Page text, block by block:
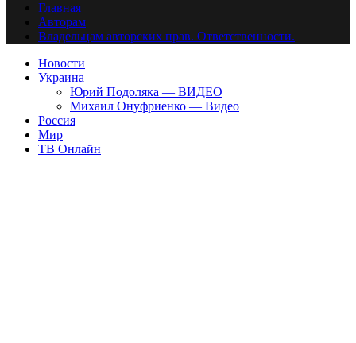
Главная
Авторам
Владельцам авторских прав. Ответственности.
Новости
Украина
Юрий Подоляка — ВИДЕО
Михаил Онуфриенко — Видео
Россия
Мир
ТВ Онлайн